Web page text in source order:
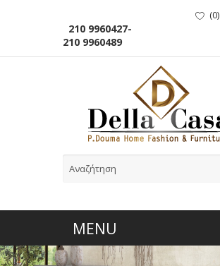
210 9960427-
210 9960489
(0)